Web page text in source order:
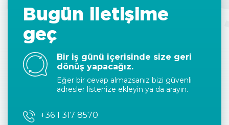
Bugün iletişime
geç
Bir iş günü içerisinde size geri
dönüş yapacağız.
Eğer bir cevap almazsanız bizi güvenli
adresler listenize ekleyin ya da arayın.
+36 1 317 8570